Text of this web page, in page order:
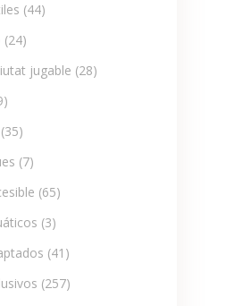
(44)
(24)
jugable (28)
(35)
(7)
(65)
(3)
(41)
(257)